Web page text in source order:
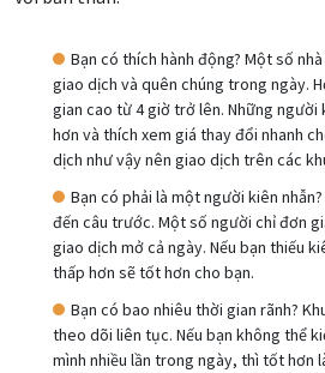
Bạn có thích hành động? Một số
giao dịch và quên chúng trong ngày.
gian cao từ 4 giờ trở lên. Những người
hơn và thích xem giá thay đổi nhanh
dịch như vậy nên giao dịch trên các
Bạn có phải là một người kiên
đến câu trước. Một số người chỉ đơn
giao dịch mở cả ngày. Nếu bạn thiếu
thấp hơn sẽ tốt hơn cho bạn.
Bạn có bao nhiêu thời gian rãnh?
theo dõi liên tục. Nếu bạn không thể
mình nhiều lần trong ngày, thì tốt hơn